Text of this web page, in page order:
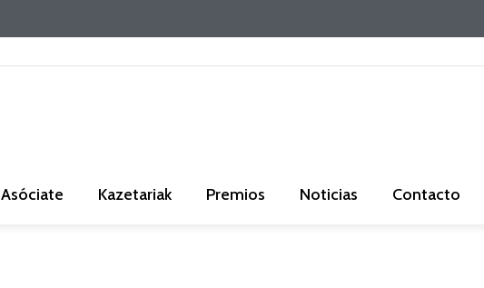
Asóciate Kazetariak Premios Noticias Contacto